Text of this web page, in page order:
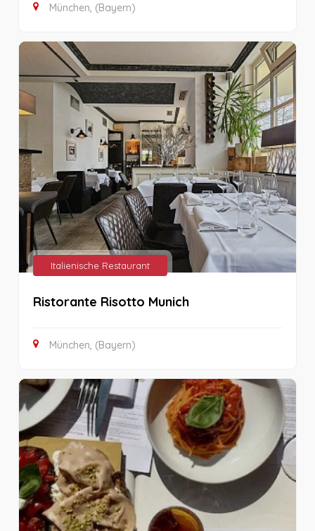
München, (Bayern)
Italienische Restaurant
Ristorante Risotto Munich
München, (Bayern)